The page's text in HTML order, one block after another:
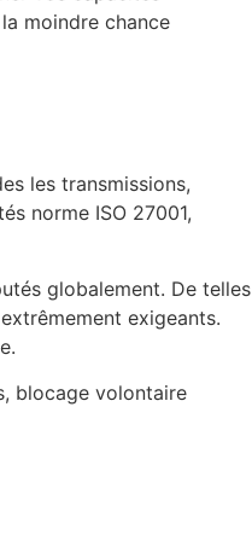
moindre chance
les transmissions,
norme ISO 27001,
globalement. De telles
exigeants.
blocage volontaire